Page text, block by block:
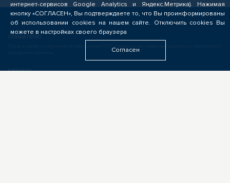
СЛУШАТЕЛЮ
БИЗНЕСУ
интернет-сервисов Google Analytics и Яндекс.Метрика). Нажимая
кнопку «СОГЛАСЕН», Вы подтверждаете то, что Вы проинформированы
об использовании cookies на нашем сайте. Отключить cookies Вы
можете в настройках своего браузера
Согласен